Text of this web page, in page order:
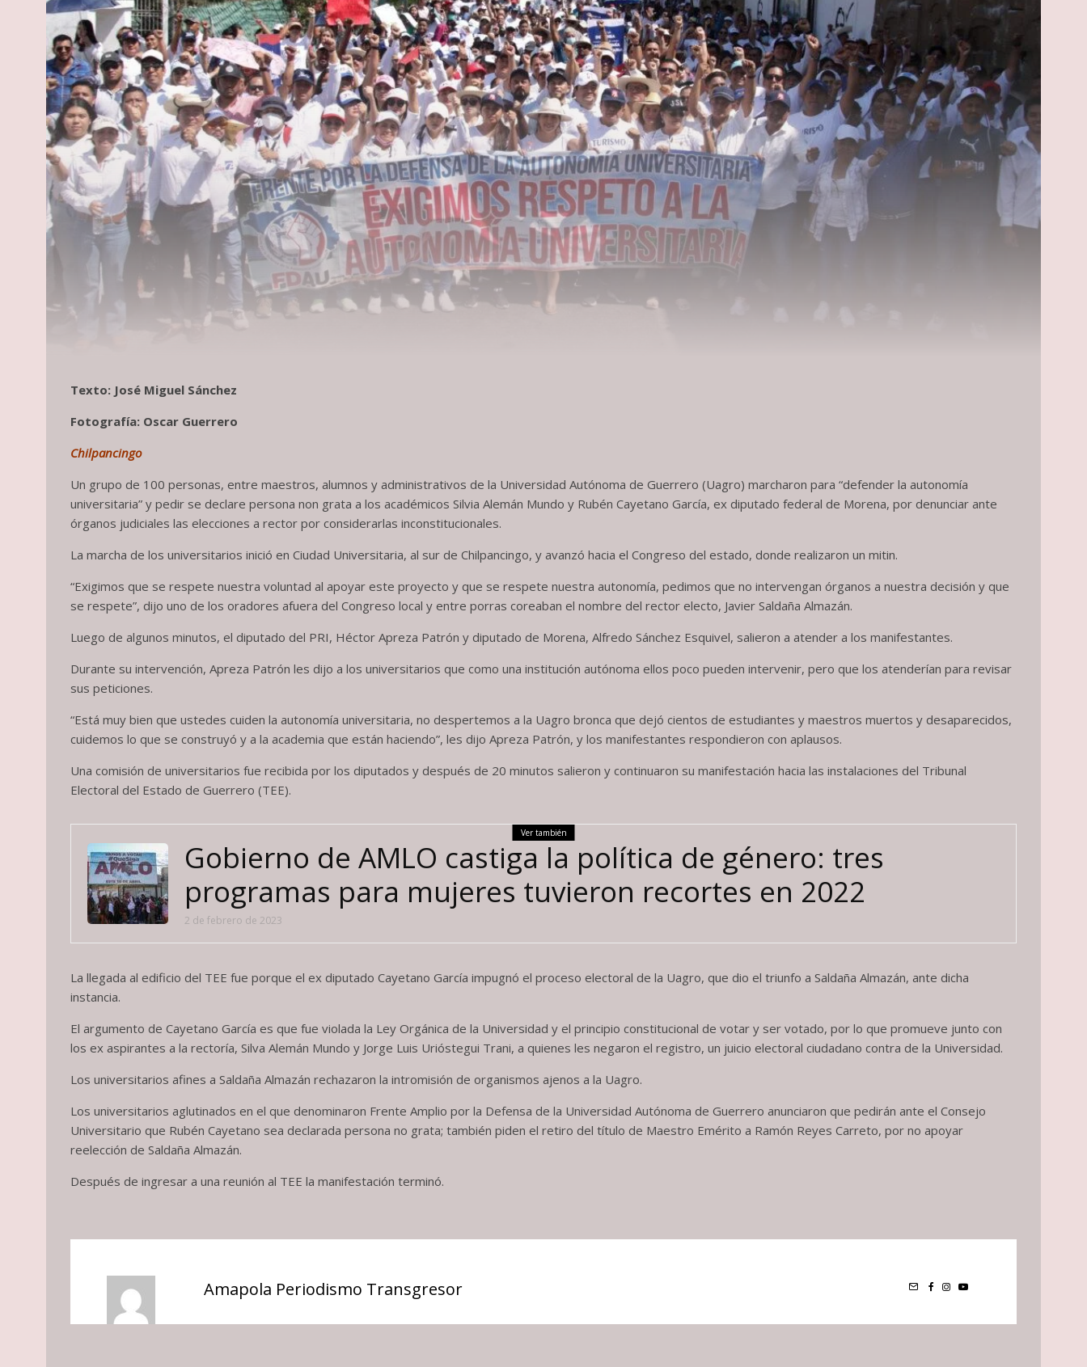
Texto: José Miguel Sánchez
Fotografía: Oscar Guerrero
Chilpancingo
Un grupo de 100 personas, entre maestros, alumnos y administrativos de la Universidad Autónoma de Guerrero (Uagro) marcharon para “defender la autonomía
universitaria” y pedir se declare persona non grata a los académicos Silvia Alemán Mundo y Rubén Cayetano García, ex diputado federal de Morena, por denunciar ante
órganos judiciales las elecciones a rector por considerarlas inconstitucionales.
La marcha de los universitarios inició en Ciudad Universitaria, al sur de Chilpancingo, y avanzó hacia el Congreso del estado, donde realizaron un mitin.
“Exigimos que se respete nuestra voluntad al apoyar este proyecto y que se respete nuestra autonomía, pedimos que no intervengan órganos a nuestra decisión y que
se respete”, dijo uno de los oradores afuera del Congreso local y entre porras coreaban el nombre del rector electo, Javier Saldaña Almazán.
Luego de algunos minutos, el diputado del PRI, Héctor Apreza Patrón y diputado de Morena, Alfredo Sánchez Esquivel, salieron a atender a los manifestantes.
Durante su intervención, Apreza Patrón les dijo a los universitarios que como una institución autónoma ellos poco pueden intervenir, pero que los atenderían para revisar
sus peticiones.
“Está muy bien que ustedes cuiden la autonomía universitaria, no despertemos a la Uagro bronca que dejó cientos de estudiantes y maestros muertos y desaparecidos,
cuidemos lo que se construyó y a la academia que están haciendo”, les dijo Apreza Patrón, y los manifestantes respondieron con aplausos.
Una comisión de universitarios fue recibida por los diputados y después de 20 minutos salieron y continuaron su manifestación hacia las instalaciones del Tribunal
Electoral del Estado de Guerrero (TEE).
Ver también
Gobierno de AMLO castiga la política de género: tres
programas para mujeres tuvieron recortes en 2022
2 de febrero de 2023
La llegada al edificio del TEE fue porque el ex diputado Cayetano García impugnó el proceso electoral de la Uagro, que dio el triunfo a Saldaña Almazán, ante dicha
instancia.
El argumento de Cayetano García es que fue violada la Ley Orgánica de la Universidad y el principio constitucional de votar y ser votado, por lo que promueve junto con
los ex aspirantes a la rectoría, Silva Alemán Mundo y Jorge Luis Urióstegui Trani, a quienes les negaron el registro, un juicio electoral ciudadano contra de la Universidad.
Los universitarios afines a Saldaña Almazán rechazaron la intromisión de organismos ajenos a la Uagro.
Los universitarios aglutinados en el que denominaron Frente Amplio por la Defensa de la Universidad Autónoma de Guerrero anunciaron que pedirán ante el Consejo
Universitario que Rubén Cayetano sea declarada persona no grata; también piden el retiro del título de Maestro Emérito a Ramón Reyes Carreto, por no apoyar
reelección de Saldaña Almazán.
Después de ingresar a una reunión al TEE la manifestación terminó.
Amapola Periodismo Transgresor